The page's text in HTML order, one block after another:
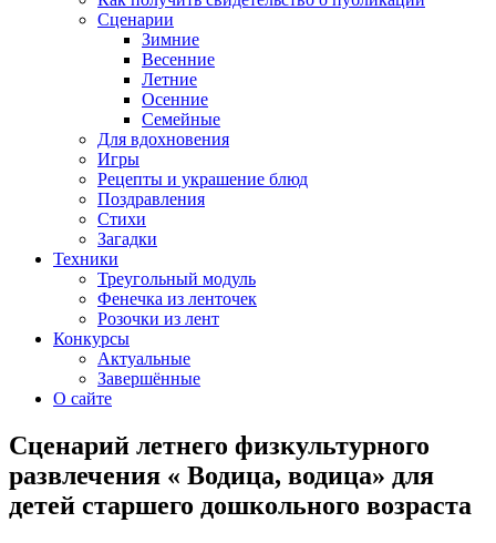
Сценарии
Зимние
Весенние
Летние
Осенние
Семейные
Для вдохновения
Игры
Рецепты и украшение блюд
Поздравления
Стихи
Загадки
Техники
Треугольный модуль
Фенечка из ленточек
Розочки из лент
Конкурсы
Актуальные
Завершённые
О сайте
Сценарий летнего физкультурного
развлечения « Водица, водица» для
детей старшего дошкольного возраста